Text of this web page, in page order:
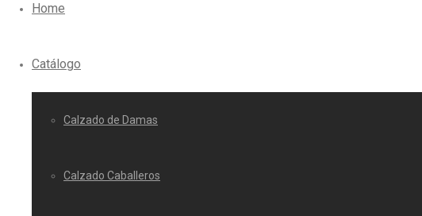
Home
Catálogo
Calzado de Damas
Calzado Caballeros